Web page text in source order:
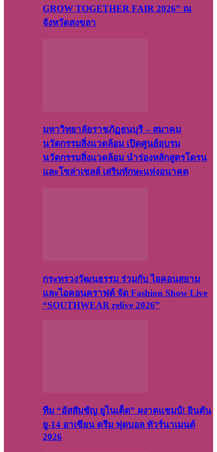
GROW TOGETHER FAIR 2026” ณ
จังหวัดสงขลา
มหาวิทยาลัยราชภัฏธนบุรี – สมาคม
นวัตกรรมสิ่งแวดล้อม เปิดศูนย์อบรม
นวัตกรรมสิ่งแวดล้อม นำร่องหลักสูตรโดรน
และโซล่าเซลล์ เสริมทักษะแห่งอนาคต
กระทรวงวัฒนธรรม ร่วมกับ ไอคอนสยาม
และไอคอนคราฟต์ จัด Fashion Show Live
“SOUTHWEAR relive 2026”
ทีม “อัสสัมชัญ ยูไนเต็ด” ผงาดแชมป์! ยินตัน
ยู-14 อาเซียน ดรีม ฟุตบอล ทัวร์นาเมนต์
2026